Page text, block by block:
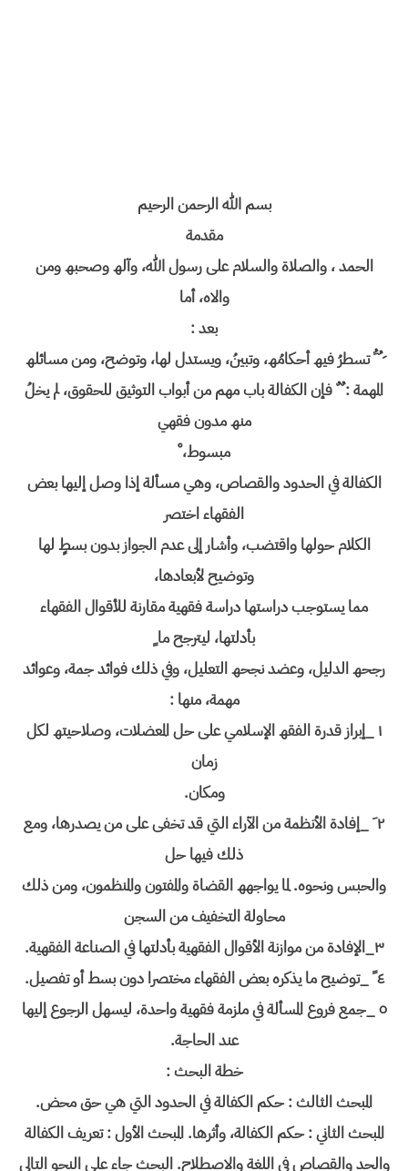
بسم الله الرحمن الرحیم
مقدمة
الحمد ، والصلاة والسلام على رسول الله، وآلھ وصحبھ ومن
والاه، أما
بعد :
َ ُ َُ تسطرُ فیھ أحكامُھ، وتبینُ، ویستدل لھا، وتوضح، ومن مسائلھ
المھمة : ٌ ٌ فإن الكفالة باب مھم من أبواب التوثیق للحقوق، لم یخلُ
منھ مدون فقھي
مبسوط، ْ
الكفالة في الحدود والقصاص، وھي مسألة إذا وصل إلیھا بعض
الفقھاء اختصر
الكلام حولھا واقتضب، وأشار إلى عدم الجواز بدون بسطٍ لھا
وتوضیح لأبعادھا،
مما یستوجب دراستھا دراسة فقھیة مقارنة للأقوال الفقھاء
بأدلتھا، لیترجح ما ٍ
رجحھ الدلیل، وعضد نجحھ التعلیل، وفي ذلك فوائد جمة، وعوائد
مھمة، منھا :
١ _إبراز قدرة الفقھ الإسلامي على حل المعضلات، وصلاحیتھ لكل
زمان
ومكان.
٢ َ _إفادة الأنظمة من الآراء التي قد تخفى على من یصدرھا، ومع
ذلك فیھا حل
والحبس ونحوه. لما یواجھھ القضاة والمفتون والمنظمون، ومن ذلك
محاولة التخفیف من السجن
٣_الإفادة من موازنة الأقوال الفقھیة بأدلتھا في الصناعة الفقھیة.
٤ ً _توضیح ما یذكره بعض الفقھاء مختصرا دون بسط أو تفصیل.
٥ _جمع فروع المسألة في ملزمة فقھیة واحدة، لیسھل الرجوع إلیھا
عند الحاجة.
خطة البحث :
المبحث الثالث : حكم الكفالة في الحدود التي ھي حق محض.
المبحث الثاني : حكم الكفالة، وأثرھا. المبحث الأول : تعریف الكفالة
والحد والقصاص في اللغة والاصطلاح. البحث جاء على النحو التالي